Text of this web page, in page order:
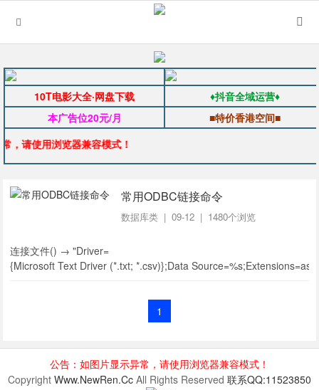
10T电影大全·网盘下载
♦抖音全域运营♦
本广告位20元/月
■特价香港空间■
，请使用浏览器兼容模式！
常用ODBC链接命令
数据库类| 09-12 | 1480个浏览
连接文件() → "Driver=
{Microsoft Text Driver (*.txt; *.csv)};Data
1
公告：如图片显示异常，请使用浏览器兼容模式！
Copyright Www.NewRen.CcAll Rights Reserved 联系QQ:11523850